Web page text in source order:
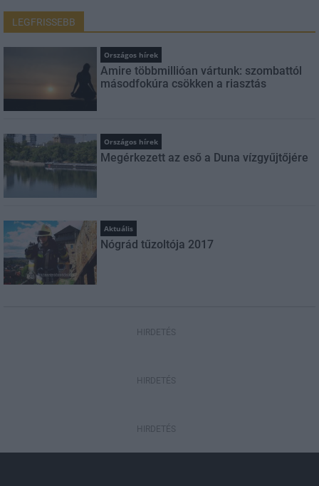
LEGFRISSEBB
Országos hírek
Amire többmillióan vártunk: szombattól
másodfokúra csökken a riasztás
Országos hírek
Megérkezett az eső a Duna vízgyűjtőjére
Aktuális
Nógrád tűzoltója 2017
HIRDETÉS
HIRDETÉS
HIRDETÉS